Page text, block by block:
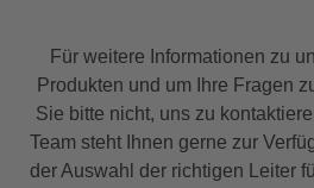
Für weitere Informationen zu
Produkten und um Ihre Fragen
Sie bitte nicht, uns zu
Team steht Ihnen gerne zur
der Auswahl der richtigen Leiter